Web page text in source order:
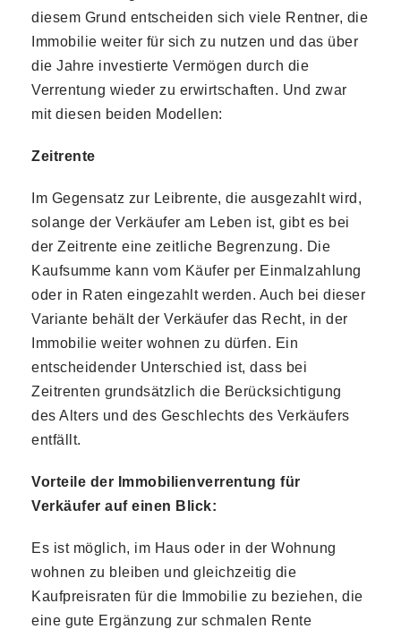
diesem Grund entscheiden sich viele Rentner, die
Immobilie weiter für sich zu nutzen und das über
die Jahre investierte Vermögen durch die
Verrentung wieder zu erwirtschaften. Und zwar
mit diesen beiden Modellen:
Zeitrente
Im Gegensatz zur Leibrente, die ausgezahlt wird,
solange der Verkäufer am Leben ist, gibt es bei
der Zeitrente eine zeitliche Begrenzung. Die
Kaufsumme kann vom Käufer per Einmalzahlung
oder in Raten eingezahlt werden. Auch bei dieser
Variante behält der Verkäufer das Recht, in der
Immobilie weiter wohnen zu dürfen. Ein
entscheidender Unterschied ist, dass bei
Zeitrenten grundsätzlich die Berücksichtigung
des Alters und des Geschlechts des Verkäufers
entfällt.
Vorteile der Immobilienverrentung für
Verkäufer auf einen Blick:
Es ist möglich, im Haus oder in der Wohnung
wohnen zu bleiben und gleichzeitig die
Kaufpreisraten für die Immobilie zu beziehen, die
eine gute Ergänzung zur schmalen Rente